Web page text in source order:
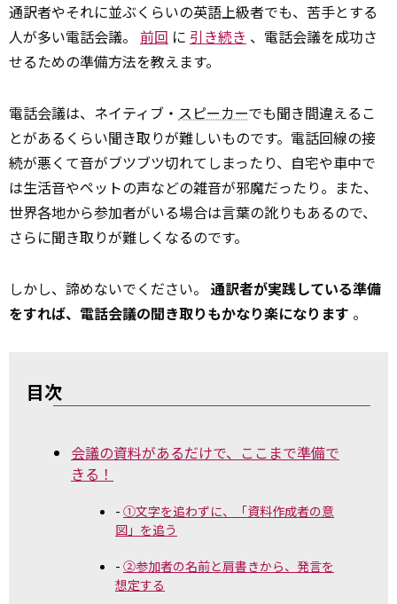
通訳者やそれに並ぶくらいの英語上級者でも、苦手とする
人が多い電話会議。 前回 に 引き続き 、電話会議を成功さ
せるための準備方法を教えます。
電話会議は、ネイティブ・ スピーカーでも聞き間違えるこ
とがあるくらい聞き取りが難しいものです。電話回線の接
続が悪くて音がブツブツ切れてしまったり、自宅や車中で
は生活音やペットの声などの雑音が邪魔だったり。また、
世界各地から参加者がいる場合は言葉の訛りもあるので、
さらに聞き取りが難しくなるのです。
しかし、諦めないでください。 通訳者が実践している準備
をすれば、電話会議の聞き取りもかなり楽になります 。
目次
会議の資料があるだけで、ここまで準備で
きる！
①文字を追わずに、「資料作成者の意
図」を追う
②参加者の名前と肩書きから、発言を
想定する